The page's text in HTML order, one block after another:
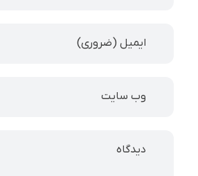
ایمیل (ضروری)
وب سایت
دیدگاه